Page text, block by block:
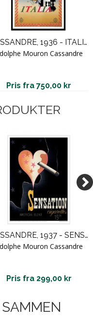
CASSANDRE, 1936 - ITALIA ART
Mouron Cassandre
Pris fra 750,00 kr
CASSANDRE, 1937 - SENSATION
Mouron Cassandre
Pris fra 299,00 kr
SAMMEN